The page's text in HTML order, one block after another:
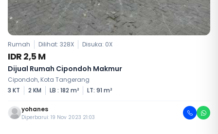
Rumah Dilihat: 328X Disuka: 0X
IDR 2,5 M
Dijual Rumah Cipondoh Makmur
Cipondoh, Kota Tangerang
3 KT
2 KM LB : 182 m² LT: 91 m²
yohanes
Diperbarui: 19 Nov 2023 21:03